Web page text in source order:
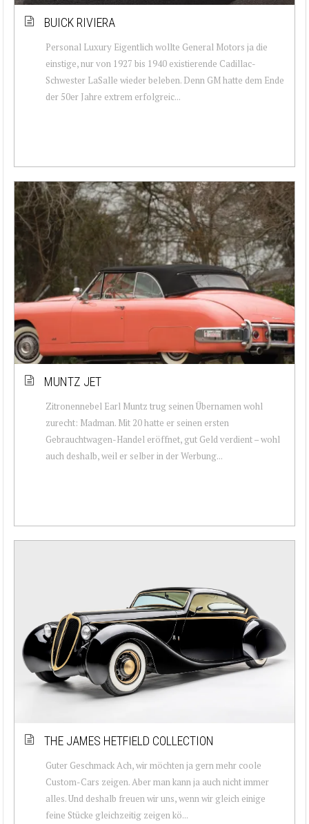
BUICK RIVIERA
Personal Luxury Eigentlich wollte General Motors ja die
einstige, nur von 1927 bis 1940 existierende Cadillac-
Schwester LaSalle wieder beleben. Denn GM hatte dem Ende
der 50er Jahre extrem erfolgreic...
MUNTZ JET
Zitronennebel Earl Muntz trug seinen Übernamen wohl
zurecht: Madman. Mit 20 hatte er seinen ersten
Gebrauchtwagen-Handel eröffnet, gut Geld verdient – wohl
auch deshalb, weil er selber in der Werbung...
THE JAMES HETFIELD COLLECTION
Guter Geschmack Ach, wir möchten ja gern mehr coole
Custom-Cars zeigen. Aber man kann ja auch nicht immer
alles. Und deshalb freuen wir uns, wenn wir gleich einige
feine Stücke gleichzeitig zeigen kö...